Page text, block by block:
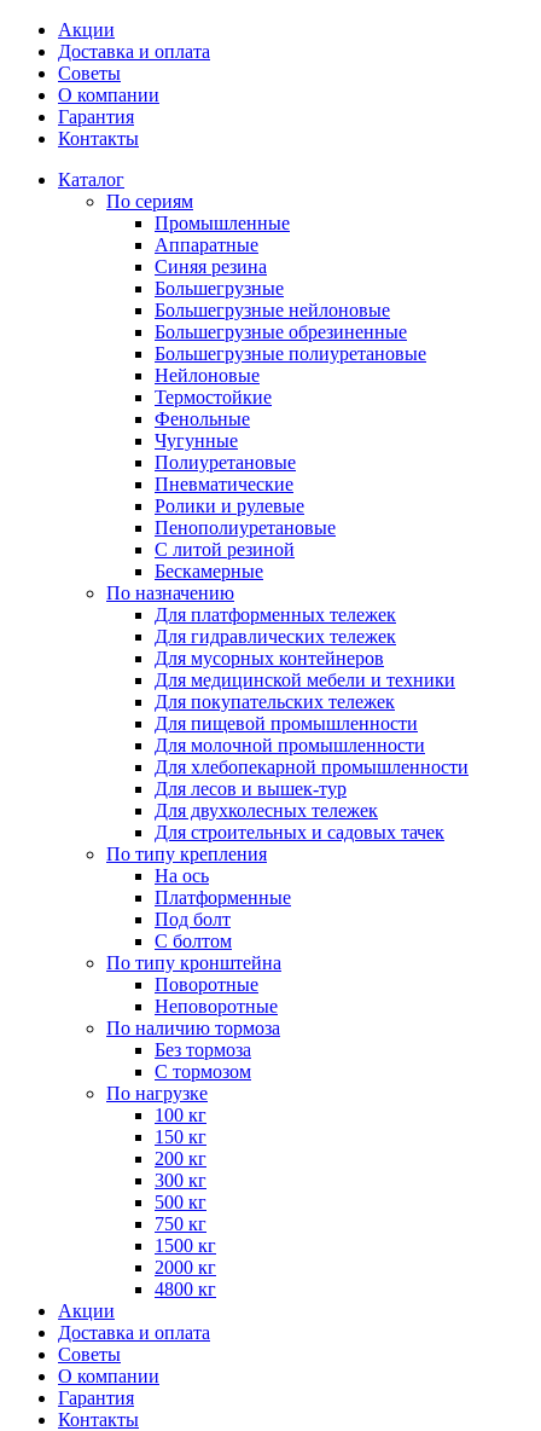
Акции
Доставка и оплата
Советы
О компании
Гарантия
Контакты
Каталог
По сериям
Промышленные
Аппаратные
Синяя резина
Большегрузные
Большегрузные нейлоновые
Большегрузные обрезиненные
Большегрузные полиуретановые
Нейлоновые
Термостойкие
Фенольные
Чугунные
Полиуретановые
Пневматические
Ролики и рулевые
Пенополиуретановые
С литой резиной
Бескамерные
По назначению
Для платформенных тележек
Для гидравлических тележек
Для мусорных контейнеров
Для медицинской мебели и техники
Для покупательских тележек
Для пищевой промышленности
Для молочной промышленности
Для хлебопекарной промышленности
Для лесов и вышек-тур
Для двухколесных тележек
Для строительных и садовых тачек
По типу крепления
На ось
Платформенные
Под болт
С болтом
По типу кронштейна
Поворотные
Неповоротные
По наличию тормоза
Без тормоза
С тормозом
По нагрузке
100 кг
150 кг
200 кг
300 кг
500 кг
750 кг
1500 кг
2000 кг
4800 кг
Акции
Доставка и оплата
Советы
О компании
Гарантия
Контакты